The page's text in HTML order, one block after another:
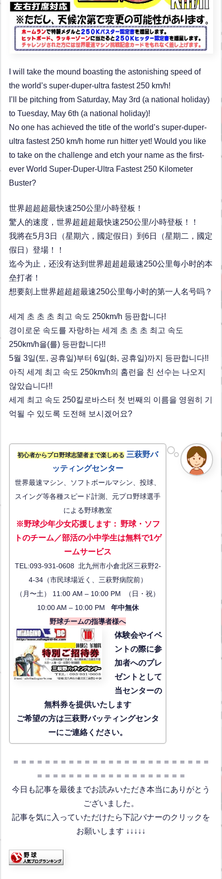
I will take the mound boasting the astonishing speed of
the world’s super-duper-ultra fastest 250 km/h!
I’ll be pitching from Saturday, May 3rd (a national holiday)
to Tuesday, May 6th (a national holiday)!
No one has achieved the title of the world’s super-duper-
ultra fastest 250 km/h home run hitter yet! Would you like
to take on the challenge and etch your name as the first-
ever World Super-Duper-Ultra Fastest 250 Kilometer
Buster?
世界超超超最快速250公里/小時登板！
驚人的速度，世界超超超最快速250公里/小時登板！！
我將在5月3日（星期六，國定假日）到6日（星期二，國定
假日）登場！！
迄今为止，还没有达到世界超超超最速250公里每小时的本
垒打者！
想要刻上世界超超超最速250公里每小时的第一人名号吗？
세계 초 초 초 최고 속도 250km/h 등판합니다!
경이로운 속도를 자랑하는 세계 초 초 초 최고 속도
250km/h을(를) 등판합니다!!
5월 3일(토, 공휴일)부터 6일(화, 공휴일)까지 등판합니다!!
아직 세계 최고 속도 250km/h의 홈런을 친 선수는 나오지
않았습니다!!
세계 최고 속도 250킬로바스터 첫 번째의 이름을 영원히 기
억될 수 있도록 도전해 보시겠어요?
初心者からプロ野球志望者まで楽しめる 三萩野バ
ッティングセンター
世界最速マシン、ソフトボールマシン、投球、
スイング等各種スピード計測、元プロ野球選手
による野球教室
※野球少年少女応援します： 野球・ソフ
トのチーム／部活の小中学生は無料で1ゲ
ームサービス
TEL:093-931-0608 北九州市小倉北区三萩野2-
4-34（市民球場近く、三萩野病院前）
（月〜土） 11:00 AM – 10:00 PM （日・祝）
10:00 AM – 10:00 PM 年中無休
野球チームの指導者様へ
体験会やイベ
ントの際に参
加者へのプレ
ゼントとして
当センターの
無料券を提供いたします
ご希望の方は三萩野バッティングセンタ
ーにご連絡ください。
＝＝＝＝＝＝＝＝＝＝＝＝＝＝＝＝＝＝＝＝＝＝＝＝＝
＝＝＝＝＝＝＝＝＝＝＝＝＝＝＝＝＝＝＝
今日も記事を最後までお読みいただき本当にありがとう
ございました。
記事を気に入っていただけたら下記バナーのクリックを
お願いします ↓↓↓↓↓